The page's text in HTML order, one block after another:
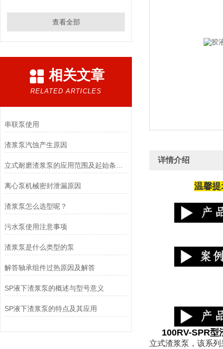
查看全部
相关文章
RELATED ARTICLES
串联泵使用
渣浆泵汽蚀产生原因
离心泵机械密封泄漏原因
渣浆泵怎么选型呢？
污水泵使用注意事项
渣浆泵是什么类型的泵
解答轴承组件过热原因及解答
SP液下渣浆泵的概述与型号意义
SP液下渣浆泵的特点及其应用
详情介绍
温馨
100RV-SPR型
立式渣浆泵，该系